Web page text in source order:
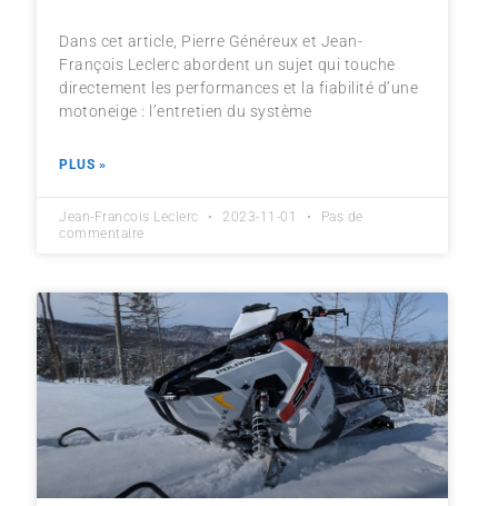
Dans cet article, Pierre Généreux et Jean-
François Leclerc abordent un sujet qui touche
directement les performances et la fiabilité d’une
motoneige : l’entretien du système
PLUS »
Jean-Francois Leclerc 2023-11-01
Pas de
commentaire